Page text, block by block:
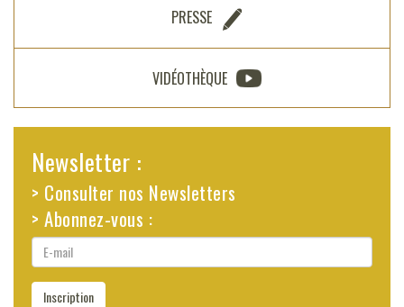
PRESSE
VIDÉOTHÈQUE
Newsletter :
> Consulter nos Newsletters
> Abonnez-vous :
E-
mail
Inscription